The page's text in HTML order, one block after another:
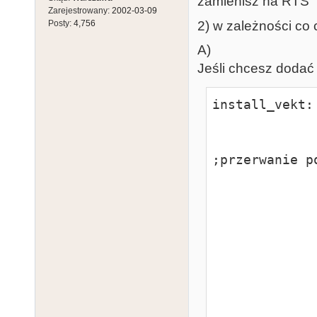
Zarejestrowany: 2002-03-09
Posty: 4,756
2) w zależności co
A)
Jeśli chcesz dodać
install_vekt:
;przerwanie